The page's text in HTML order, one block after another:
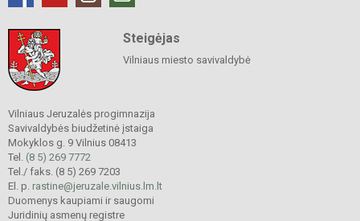
Steigėjas
Vilniaus miesto savivaldybė
Vilniaus Jeruzalės progimnazija
Savivaldybės biudžetinė įstaiga
Mokyklos g. 9 Vilnius 08413
Tel. (8 5) 269 7772
Tel./ faks. (8 5) 269 7203
El. p. rastine@jeruzale.vilnius.lm.lt
Duomenys kaupiami ir saugomi
Juridinių asmenų registre